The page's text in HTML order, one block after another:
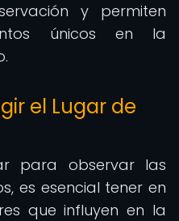
y permiten
únicos en la
el Lugar de
para observar las
es esencial tener en
que influyen en la